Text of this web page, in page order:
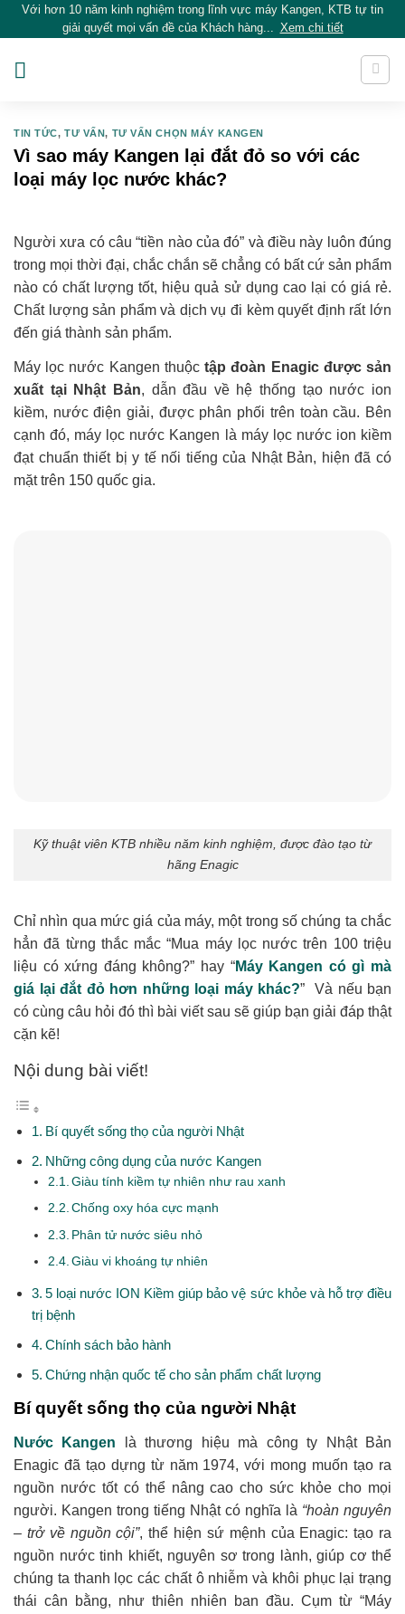
SkipVới hơn 10 năm kinh nghiệm trong lĩnh vực máy Kangen, KTB tự tin
giải quyết mọi vấn đề của Khách hàng... Xem chi tiết
TIN TỨC,TƯ VẤN, TƯ VẤN CHỌN MÁY KANGEN
Vì sao máy Kangen lại đắt đỏ so với các
loại máy lọc nước khác?
Người xưa có câu “tiền nào của đó” và điều này luôn đúng
trong mọi thời đại, chắc chắn sẽ chẳng có bất cứ sản phẩm
nào có chất lượng tốt, hiệu quả sử dụng cao lại có giá rẻ.
Chất lượng sản phẩm và dịch vụ đi kèm quyết định rất lớn
đến giá thành sản phẩm.
Máy lọc nước Kangen thuộctập đoàn Enagic được sản
xuất tại Nhật Bản, dẫn đầu về hệ thống tạo nước ion
kiềm, nước điện giải, được phân phối trên toàn cầu. Bên
cạnh đó, máy lọc nước Kangen là máy lọc nước ion kiềm
đạt chuẩn thiết bị y tế nối tiếng của Nhật Bản, hiện đã có
mặt trên 150 quốc gia.
Kỹ thuật viên KTB nhiều năm kinh nghiệm, được đào tạo từ
hãng Enagic
Chỉ nhìn qua mức giá của máy, một trong số chúng ta chắc
hẳn đã từng thắc mắc “Mua máy lọc nước trên 100 triệu
liệu có xứng đáng không?” hay “Máy Kangen có gì mà
giá lại đắt đỏ hơn những loại máy khác?”
Và nếu bạn
có cùng câu hỏi đó thì bài viết sau sẽ giúp bạn giải đáp thật
cặn kẽ!
Nội dung bài viết!
Bí quyết sống thọ của người Nhật
Những công dụng của nước Kangen
Giàu tính kiềm tự nhiên như rau xanh
Chống oxy hóa cực mạnh
Phân tử nước siêu nhỏ
Giàu vi khoáng tự nhiên
5 loại nước ION Kiềm giúp bảo vệ sức khỏe và hỗ trợ điều
trị bệnh
Chính sách bảo hành
Chứng nhận quốc tế cho sản phẩm chất lượng
Bí quyết sống thọ của người Nhật
Nước Kangen là thương hiệu mà công ty Nhật Bản
Enagic đã tạo dựng từ năm 1974, với mong muốn tạo ra
nguồn nước tốt có thể nâng cao cho sức khỏe cho mọi
người. Kangen trong tiếng Nhật có nghĩa là “hoàn nguyên
– trở về nguồn cội”, thể hiện sứ mệnh của Enagic: tạo ra
nguồn nước tinh khiết, nguyên sơ trong lành, giúp cơ thể
chúng ta thanh lọc các chất ô nhiễm và khôi phục lại trạng
thái cân bằng, như thiên nhiên ban đầu. Cụm từ “Máy